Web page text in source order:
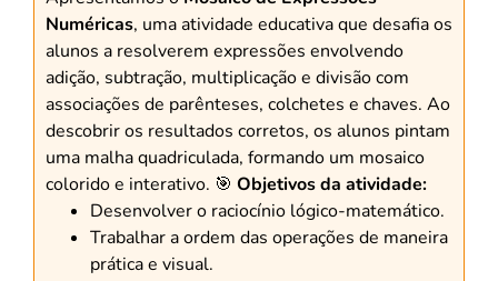
Numéricas, uma atividade educativa que desafia os
alunos a resolverem expressões envolvendo
adição, subtração, multiplicação e divisão com
associações de parênteses, colchetes e chaves. Ao
descobrir os resultados corretos, os alunos pintam
uma malha quadriculada, formando um mosaico
colorido e interativo. 🎯 Objetivos da atividade:
Desenvolver o raciocínio lógico-matemático.
Trabalhar a ordem das operações de maneira
prática e visual.